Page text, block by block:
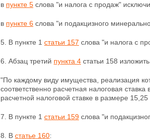
в пункте 5 слова "и налога с продаж"
в пункте 6 слова "и подакцизного
5. В пункте 1 статьи 157 слова "и налога с
6. Абзац третий пункта 4 статьи 158
"По каждому виду имущества, реализация
соответственно расчетная налоговая
расчетной налоговой ставке в размере
7. В пункте 1 статьи 159 слова "и
8. В статье 160: